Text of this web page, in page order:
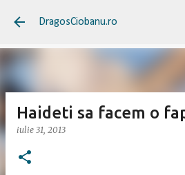
Treceți la conținutul
DragosCiobanu.ro
Haideti sa facem o
iulie 31, 2013